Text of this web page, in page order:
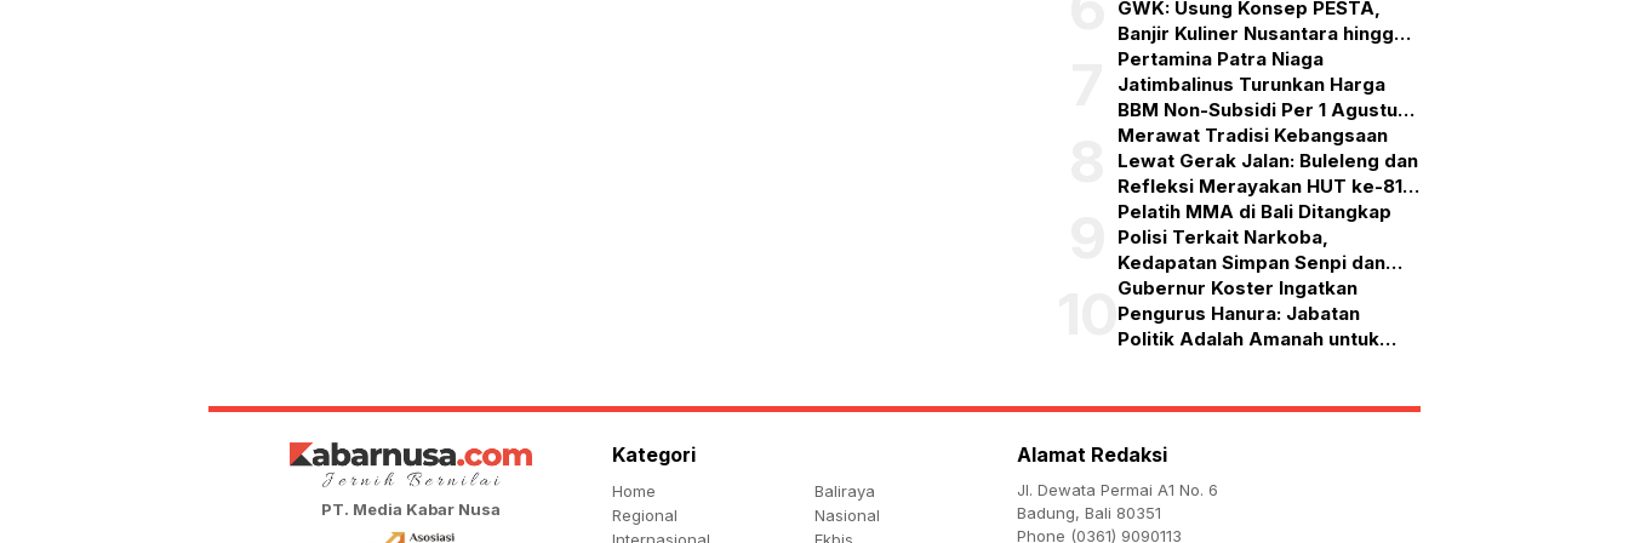
GWK: Usung Konsep PESTA,
Banjir Kuliner Nusantara hingga
Pesta Kembang Api
Pertamina Patra Niaga
Jatimbalinus Turunkan Harga
BBM Non-Subsidi Per 1 Agustus
2026
Merawat Tradisi Kebangsaan
Lewat Gerak Jalan: Buleleng dan
Refleksi Merayakan HUT ke-81
RI
Pelatih MMA di Bali Ditangkap
Polisi Terkait Narkoba,
Kedapatan Simpan Senpi dan
Puluhan Amunisi
Gubernur Koster Ingatkan
Pengurus Hanura: Jabatan
Politik Adalah Amanah untuk
PT. Media Kabar Nusa
Kategori
Home
Baliraya
Regional
Nasional
Alamat Redaksi
Jl. Dewata Permai A1 No. 6
Badung, Bali 80351
Phone (0361) 9090113